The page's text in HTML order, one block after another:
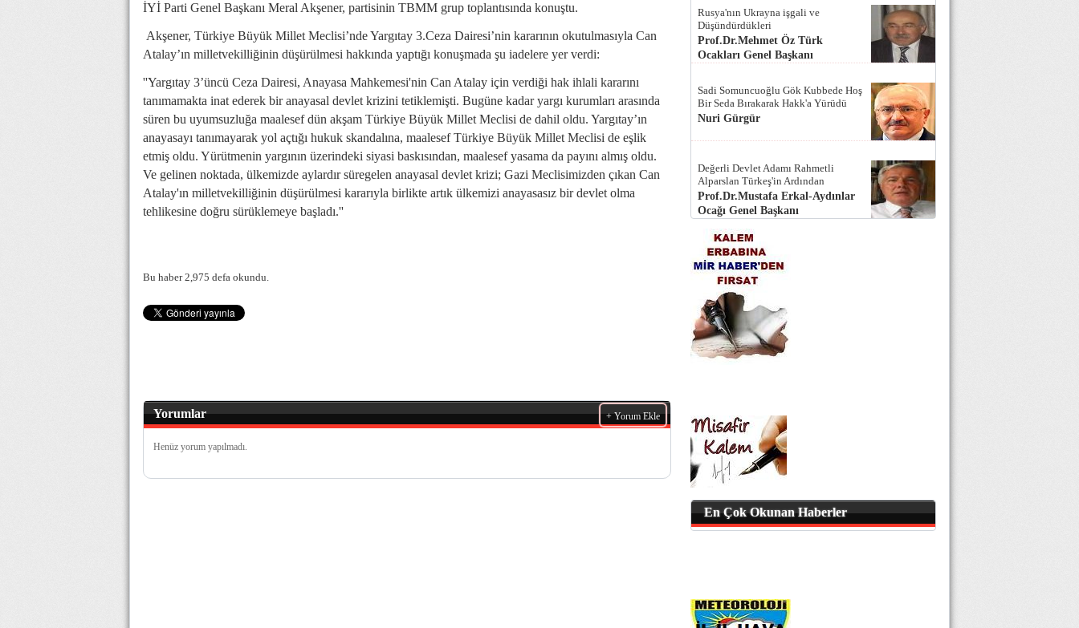
İYİ Parti Genel Başkanı Meral Akşener, partisinin TBMM grup toplantısında konuştu.
Akşener, Türkiye Büyük Millet Meclisi’nde Yargıtay 3.Ceza Dairesi’nin kararının okutulmasıyla Can
Atalay’ın milletvekilliğinin düşürülmesi hakkında yaptığı konuşmada şu iadelere yer verdi:
''Yargıtay 3’üncü Ceza Dairesi, Anayasa Mahkemesi'nin Can Atalay için verdiği hak ihlali kararını
tanımamakta inat ederek bir anayasal devlet krizini tetiklemişti. Bugüne kadar yargı kurumları arasında
süren bu uyumsuzluğa maalesef dün akşam Türkiye Büyük Millet Meclisi de dahil oldu. Yargıtay’ın
anayasayı tanımayarak yol açtığı hukuk skandalına, maalesef Türkiye Büyük Millet Meclisi de eşlik
etmiş oldu. Yürütmenin yargının üzerindeki siyasi baskısından, maalesef yasama da payını almış oldu.
Ve gelinen noktada, ülkemizde aylardır süregelen anayasal devlet krizi; Gazi Meclisimizden çıkan Can
Atalay'ın milletvekilliğinin düşürülmesi kararıyla birlikte artık ülkemizi anayasasız bir devlet olma
tehlikesine doğru sürüklemeye başladı.''
Bu haber 2,975 defa okundu.
Yorumlar + Yorum Ekle
Henüz yorum yapılmadı.
Rusya'nın Ukrayna işgali ve
Düşündürdükleri
Prof.Dr.Mehmet Öz Türk
Ocakları Genel Başkanı
Sadi Somuncuoğlu Gök Kubbede Hoş
Bir Seda Bırakarak Hakk'a Yürüdü
Nuri Gürgür
Değerli Devlet Adamı Rahmetli
Alparslan Türkeş'in Ardından
Prof.Dr.Mustafa Erkal-Aydınlar
Ocağı Genel Başkanı
En Çok Okunan Haberler